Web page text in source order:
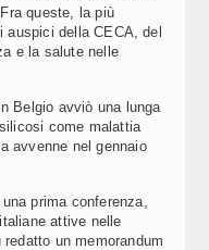
queste, la più
della CECA, del
e la salute nelle
Belgio avviò una lunga
come malattia
avvenne nel gennaio
prima conferenza,
attive nelle
un memorandum